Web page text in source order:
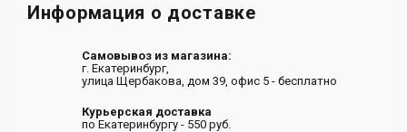
Информация о доставке
Самовывоз из магазина:
г. Екатеринбург,
улица Щербакова, дом 39, офис 5 - бесплатно
Курьерская доставка
по Екатеринбургу - 550 руб.